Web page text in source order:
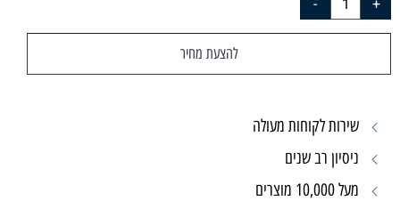
להצעת מחיר
שירות לקוחות מעולה
ניסיון רב שנים
מעל 10,000 מוצרים